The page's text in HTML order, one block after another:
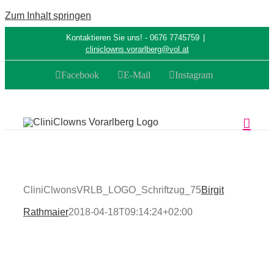
Zum Inhalt springen
Kontaktieren Sie uns! - 0676 7745759
cliniclowns.vorarlberg@vol.at
Facebook E-Mail Instagram
CliniClwonsVRLB_LOGO_Schriftzug_75Birgit
Rathmaier2018-04-18T09:14:24+02:00